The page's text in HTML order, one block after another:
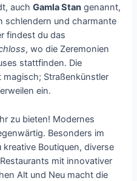
auchGamla Stan genannt,
schlendern und charmante
findest du das
, wo die Zeremonien
stattfinden. Die
magisch; Straßenkünstler
ein.
zu bieten! Modernes
Besonders im
Boutiquen, diverse
mit innovativer
Alt und Neu macht die